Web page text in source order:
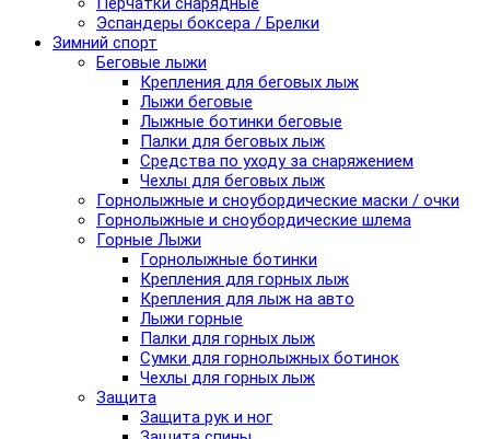
Эспандеры боксера / Брелки
Зимний спорт
Беговые лыжи
Крепления для беговых лыж
Лыжи беговые
Лыжные ботинки беговые
Палки для беговых лыж
Средства по уходу за снаряжением
Чехлы для беговых лыж
Горнолыжные и сноубордические маски / очки
Горнолыжные и сноубордические шлема
Горные Лыжи
Горнолыжные ботинки
Крепления для горных лыж
Крепления для лыж на авто
Лыжи горные
Палки для горных лыж
Сумки для горнолыжных ботинок
Чехлы для горных лыж
Защита
Защита рук и ног